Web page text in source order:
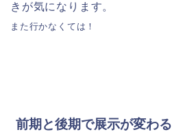
きが気になります。
また行かなくては！
前期と後期で展示が変わる